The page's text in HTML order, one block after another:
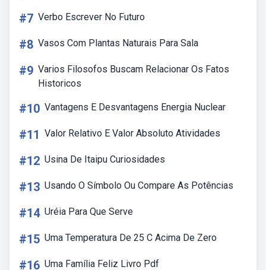
#7 Verbo Escrever No Futuro
#8 Vasos Com Plantas Naturais Para Sala
#9 Varios Filosofos Buscam Relacionar Os Fatos
Historicos
#10 Vantagens E Desvantagens Energia Nuclear
#11 Valor Relativo E Valor Absoluto Atividades
#12 Usina De Itaipu Curiosidades
#13 Usando O Símbolo Ou Compare As Potências
#14 Uréia Para Que Serve
#15 Uma Temperatura De 25 C Acima De Zero
#16 Uma Família Feliz Livro Pdf